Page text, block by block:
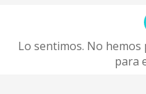
Lo sentimos. No
para